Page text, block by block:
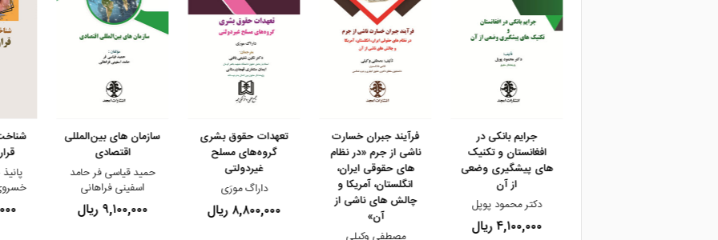
مشاهده و خرید مشاهده و خرید
جرایم بانکی در
افغانستان و تکنیک
های پیشگیری وضعی
از آن
دکتر محمود پوپل
۴,۱۰۰,۰۰۰ ریال
مشاهده و خرید
فرآیند جبران خسارت
ناشی از جرم «در نظام
های حقوقی ایران،
انگلستان، آمریکا و
چالش های ناشی از
آن»
مشاهده و خرید
تعهدات حقوق بشری
گروه‌های مسلح
غیردولتی
داراگ مورَی
۸,۸۰۰,۰۰۰ ریال
سازمان های بین‌المللی
اقتصادی
حمید قیاسی فر حامد
اسفینی فراهانی
۹,۱۰۰,۰۰۰ ریال